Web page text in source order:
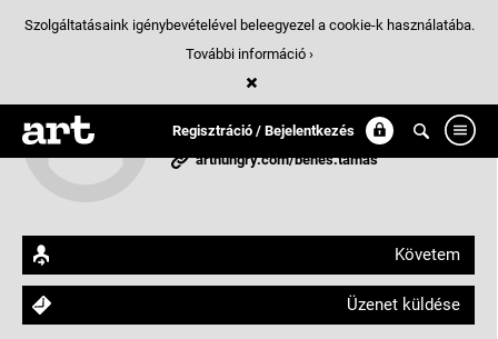
Regisztráció / Bejelentkezés
Benes Tamás
grafikus
arthungry.com/benes.tamas
Követem
Üzenet küldése
Szolgáltatásaink igénybevételével beleegyezel a cookie-k használatába.
További információ ›